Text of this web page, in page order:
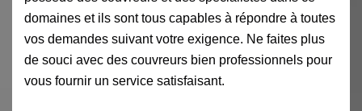
domaines et ils sont tous capables à répondre à toutes
vos demandes suivant votre exigence. Ne faites plus
de souci avec des couvreurs bien professionnels pour
vous fournir un service satisfaisant.